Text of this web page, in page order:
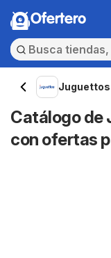
Ofertero
Catálogo de
con ofertas